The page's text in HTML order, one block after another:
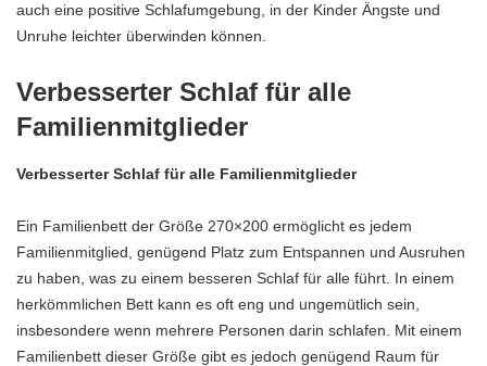
auch eine positive Schlafumgebung, in der Kinder Ängste und
Unruhe leichter überwinden können.
Verbesserter Schlaf für alle
Familienmitglieder
Verbesserter Schlaf für alle Familienmitglieder
Ein Familienbett der Größe 270×200 ermöglicht es jedem
Familienmitglied, genügend Platz zum Entspannen und Ausruhen
zu haben, was zu einem besseren Schlaf für alle führt. In einem
herkömmlichen Bett kann es oft eng und ungemütlich sein,
insbesondere wenn mehrere Personen darin schlafen. Mit einem
Familienbett dieser Größe gibt es jedoch genügend Raum für